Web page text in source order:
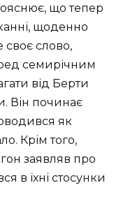
що тепер
щоденно
своє слово,
семирічним
від Берти
Він починає
як
Крім того,
заявляв про
в їхні стосунки